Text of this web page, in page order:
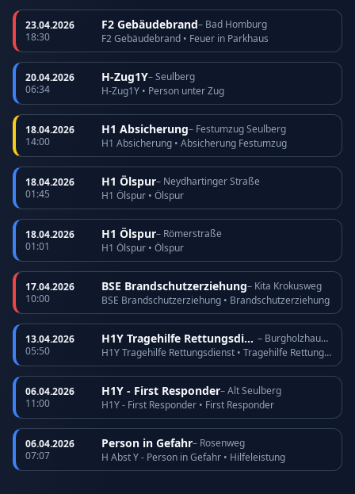
23.04.2026
18:30
F2 Gebäudebrand– Bad Homburg
F2 Gebäudebrand • Feuer in Parkhaus
20.04.2026
06:34
H-Zug1Y– Seulberg
H-Zug1Y • Person unter Zug
18.04.2026
14:00
H1 Absicherung– Festumzug Seulberg
H1 Absicherung • Absicherung Festumzug
18.04.2026
01:45
H1 Ölspur– Neydhartinger Straße
H1 Ölspur • Ölspur
18.04.2026
01:01
H1 Ölspur– Römerstraße
H1 Ölspur • Ölspur
17.04.2026
10:00
BSE Brandschutzerziehung– Kita Krokusweg
BSE Brandschutzerziehung • Brandschutzerziehung
13.04.2026
05:50
H1Y Tragehilfe Rettungsdienst
– Burgholzhausen
H1Y Tragehilfe Rettungsdienst • Tragehilfe Rettungsdienst
06.04.2026
11:00
H1Y - First Responder– Alt Seulberg
H1Y - First Responder • First Responder
06.04.2026
07:07
Person in Gefahr– Rosenweg
H Abst Y - Person in Gefahr • Hilfeleistung